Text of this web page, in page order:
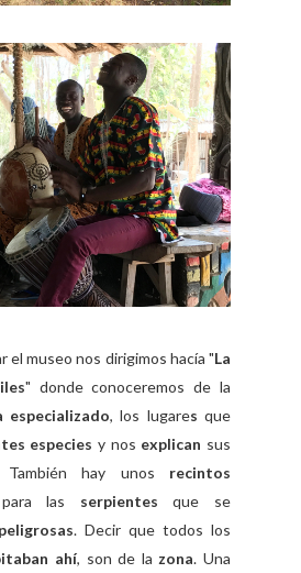
el museo nos dirigimos hacía "La
" donde conoceremos de la
especializado, los lugares que
especies y nos explican sus
hay unos recintos
para las serpientes que se
peligrosas. Decir que todos los
ahí, son de la zona. Una